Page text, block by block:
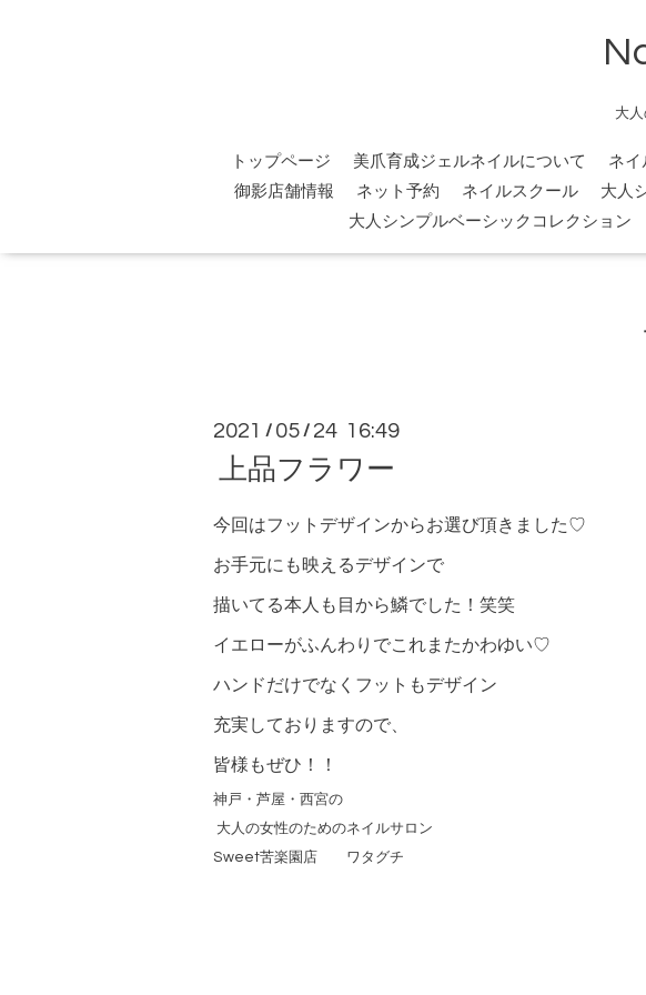
大
トップページ 美爪育成ジェルネイルについて ネイ
御影店舗情報
ネット予約 ネイルスクール 大人
大人シンプルベーシックコレクション
2021 / 05 / 24 16:49
上品フラワー
今回はフットデザインからお選び頂きました♡
お手元にも映えるデザインで
描いてる本人も目から鱗でした！笑笑
イエローがふんわりでこれまたかわゆい♡
ハンドだけでなくフットもデザイン
充実しておりますので、
皆様もぜひ！！
神戸・芦屋・西宮の
大人の女性のためのネイルサロン
Sweet苦楽園店 ワタグチ